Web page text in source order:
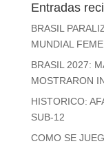
Entradas
BRASIL
MUNDIAL
BRASIL 2027:
MOSTRARON
HISTORICO:
SUB-12
COMO SE